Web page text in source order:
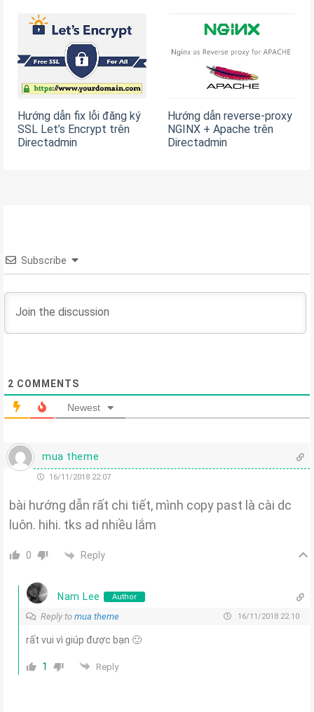
Hướng dẫn fix lỗi đăng ký
SSL Let’s Encrypt trên
Directadmin
Hướng dẫn reverse-proxy
NGINX + Apache trên
Directadmin
Subscribe
2 COMMENTS
Newest
mua theme
16/11/2018 22:07
bài hướng dẫn rất chi tiết, mình copy past là cài dc
luôn. hihi. tks ad nhiều lắm
0 Reply
Nam Lee Author
Reply to mua theme 16/11/2018 22:10
rất vui vì giúp được bạn 🙂
1 Reply